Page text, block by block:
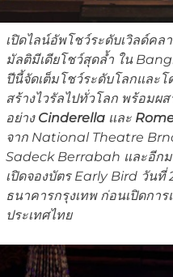
เปิดไลน์อัพโชว์ระดับเวิลด์คล
มัลติมีเดียโชว์สุดล้ำ ใน
ปีนี้จัดเต็มโชว์ระดับโลกและ
สร้างไวรัลไปทั่วโลก พร้อมผ
อย่าง Cinderella และ
จาก National Theatre
Sadeck Berrabah และอีก
เปิดจองบัตร Early Bird วันที่
ธนาคารกรุงเทพก่อนเปิดการ
ประเทศไทย